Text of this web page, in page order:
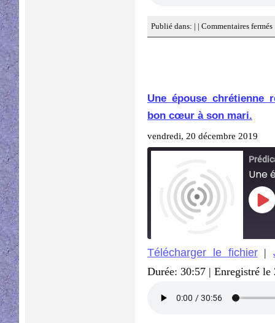
Publié dans: | | Commentaires fermés
Une épouse chrétienne
bon cœur à son mari.
vendredi, 20 décembre 2019
RSS FEED
Télécharger le fichier|
Durée: 30:57 | Enregistré le